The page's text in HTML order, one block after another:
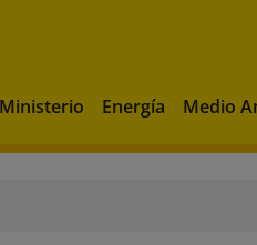
Ministerio Energía Medio